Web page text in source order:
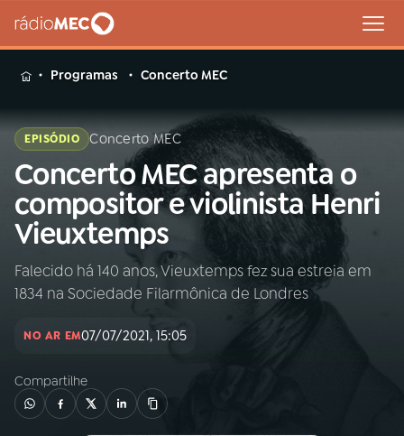
MENU
Buscar
na
Rádio
MEC
Buscar
Início AO VIVO
INÍCIO
02A RÁDIO
Programas Concerto MEC
EPISÓDIO Concerto MEC
Concerto MEC apresenta o
compositor e violinista Henri
Vieuxtemps
Falecido há 140 anos, Vieuxtemps fez sua estreia em
1834 na Sociedade Filarmônica de Londres
NO AR EM07/07/2021, 15:05
Compartilhe